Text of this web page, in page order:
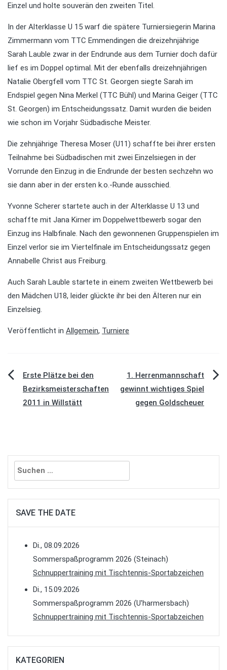
Einzel und holte souverän den zweiten Titel.
In der Alterklasse U 15 warf die spätere Turniersiegerin Marina
Zimmermann vom TTC Emmendingen die dreizehnjährige
Sarah Lauble zwar in der Endrunde aus dem Turnier doch dafür
lief es im Doppel optimal. Mit der ebenfalls dreizehnjährigen
Natalie Obergfell vom TTC St. Georgen siegte Sarah im
Endspiel gegen Nina Merkel (TTC Bühl) und Marina Geiger (TTC
St. Georgen) im Entscheidungssatz. Damit wurden die beiden
wie schon im Vorjahr Südbadische Meister.
Die zehnjährige Theresa Moser (U11) schaffte bei ihrer ersten
Teilnahme bei Südbadischen mit zwei Einzelsiegen in der
Vorrunde den Einzug in die Endrunde der besten sechzehn wo
sie dann aber in der ersten k.o.-Runde ausschied.
Yvonne Scherer startete auch in der Alterklasse U 13 und
schaffte mit Jana Kirner im Doppelwettbewerb sogar den
Einzug ins Halbfinale. Nach den gewonnenen Gruppenspielen im
Einzel verlor sie im Viertelfinale im Entscheidungssatz gegen
Annabelle Christ aus Freiburg.
Auch Sarah Lauble startete in einem zweiten Wettbewerb bei
den Mädchen U18, leider glückte ihr bei den Älteren nur ein
Einzelsieg.
Veröffentlicht in Allgemein, Turniere
Beitragsnavigation
Erste Plätze bei den
Bezirksmeisterschaften
2011 in Willstätt
1. Herrenmannschaft
gewinnt wichtiges Spiel
gegen Goldscheuer
Suchen
nach:
SAVE THE DATE
Di., 08.09.2026
Sommerspaßprogramm 2026 (Steinach)
Schnuppertraining mit Tischtennis-Sportabzeichen
Di., 15.09.2026
Sommerspaßprogramm 2026 (U'harmersbach)
Schnuppertraining mit Tischtennis-Sportabzeichen
KATEGORIEN